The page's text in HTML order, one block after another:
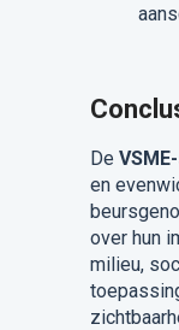
De
en
over hun
milieu,